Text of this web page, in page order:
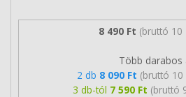
8 490 Ft (bruttó 10
Több darabos
2 db 8 090 Ft (bruttó 10
3 db-tól 7 590 Ft (bruttó